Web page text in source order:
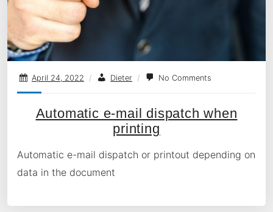
April 24, 2022 / Dieter / No Comments
Automatic e-mail dispatch when
printing
Automatic e-mail dispatch or printout depending on
data in the document